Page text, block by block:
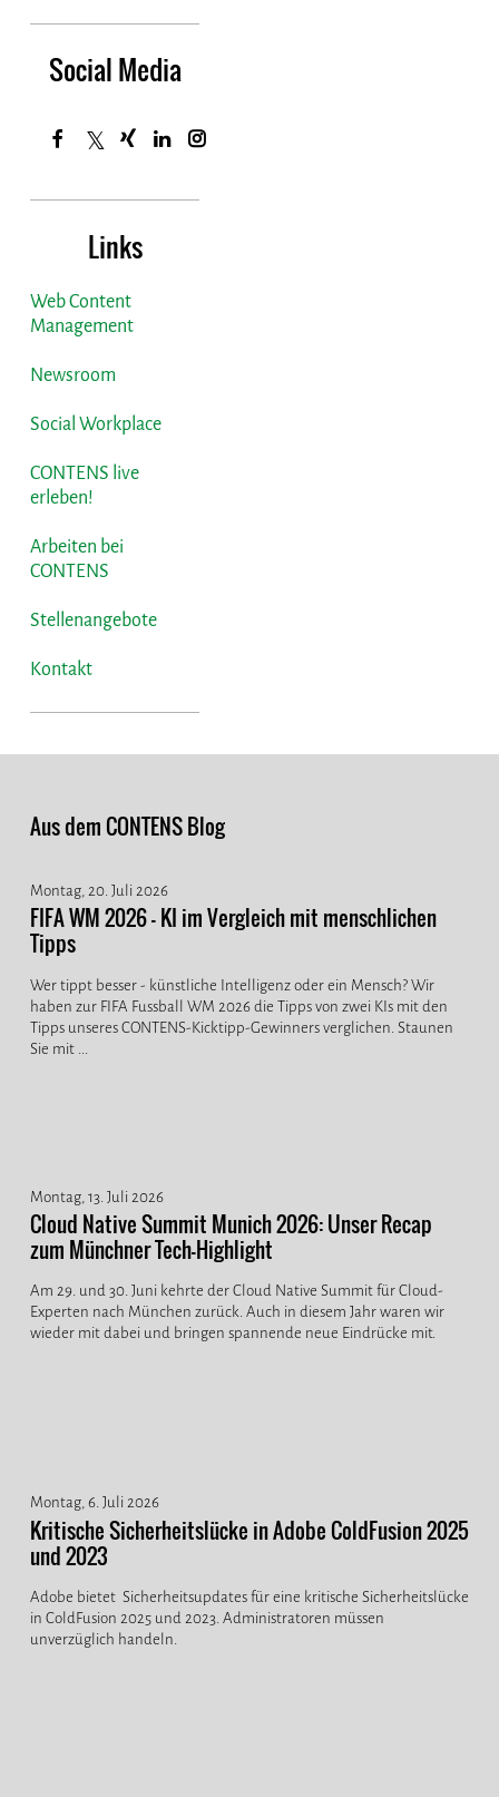
Social Media
Links
Web Content
Management
Newsroom
Social Workplace
CONTENS live
erleben!
Arbeiten bei
CONTENS
Stellenangebote
Kontakt
Aus dem CONTENS Blog
Montag, 20. Juli 2026
FIFA WM 2026 - KI im Vergleich mit menschlichen
Tipps
Wer tippt besser - künstliche Intelligenz oder ein Mensch? Wir
haben zur FIFA Fussball WM 2026 die Tipps von zwei KIs mit den
Tipps unseres CONTENS-Kicktipp-Gewinners verglichen. Staunen
Sie mit ...
Montag, 13. Juli 2026
Cloud Native Summit Munich 2026: Unser Recap
zum Münchner Tech-Highlight
Am 29. und 30. Juni kehrte der Cloud Native Summit für Cloud-
Experten nach München zurück. Auch in diesem Jahr waren wir
wieder mit dabei und bringen spannende neue Eindrücke mit.
Montag, 6. Juli 2026
Kritische Sicherheitslücke in Adobe ColdFusion 2025
und 2023
Adobe bietet Sicherheitsupdates für eine kritische Sicherheitslücke
in ColdFusion 2025 und 2023. Administratoren müssen
unverzüglich handeln.